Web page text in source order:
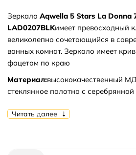
Зеркало Aqwella 5 Stars La Donna
LAD0207BLKимеет превосходный
великолепно сочетающийся в
ванных комнат. Зеркало имеет
фацетом по краю
Материал:высококачественный
стеклянное полотно с
Габариты(ШxВxГ):
Читать далее